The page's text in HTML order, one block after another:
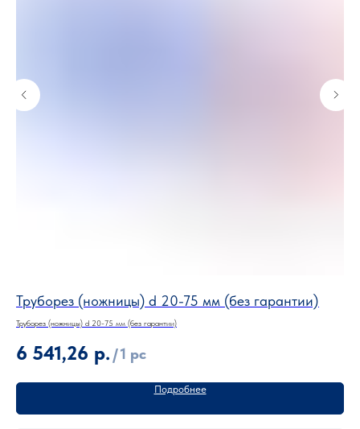
Труборез (ножницы) d 20-75 мм (без гарантии)
Труборез (ножницы) d 20-75 мм (без гарантии)
6 541,26 р. /1 pc
Подробнее